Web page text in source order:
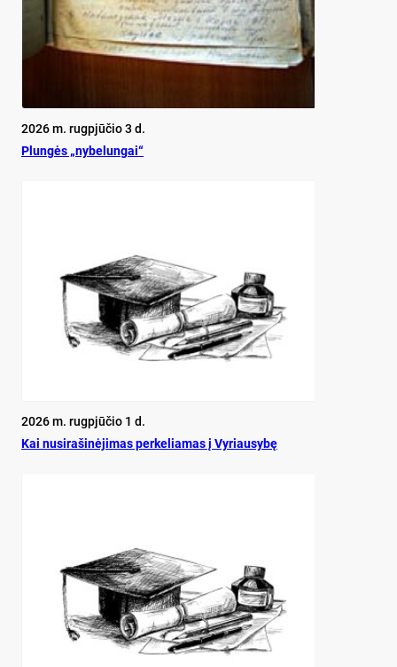
2026 m. rugpjūčio 3 d.
Plun­gės „ny­be­lun­gai“
2026 m. rugpjūčio 1 d.
Kai nu­si­ra­ši­nė­ji­mas per­ke­lia­mas į Vy­riau­sy­bę